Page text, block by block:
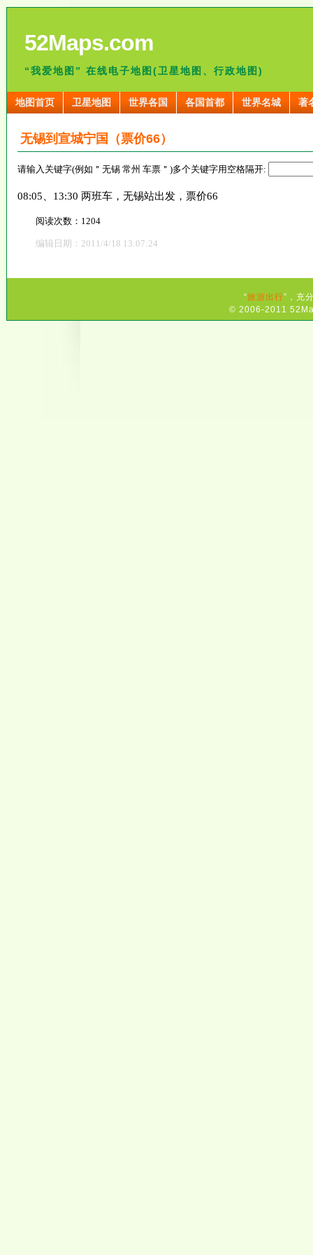
52Maps.com
“我爱地图” 在线电子地图(卫星地图、行政地图)
地图首页 卫星地图 世界各国 各国首都 世界名城 著
无锡到宣城宁国（票价66）
请输入关键字(例如＂无锡 常州 车票＂)多个关键字用空格隔开:
08:05、13:30 两班车，无锡站出发，票价66
阅读次数：1204
编辑日期：2011/4/18 13:07:24
“旅游出行”，充
© 2006-2011